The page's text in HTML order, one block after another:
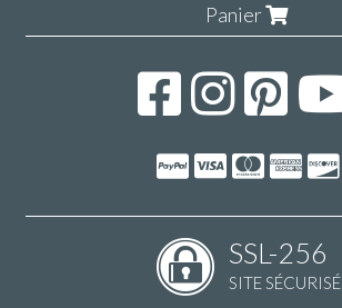
Panier
SSL-256
SITE SÉCURISÉ